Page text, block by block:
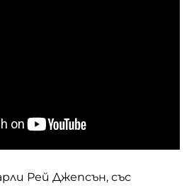
Рей Джепсън, със